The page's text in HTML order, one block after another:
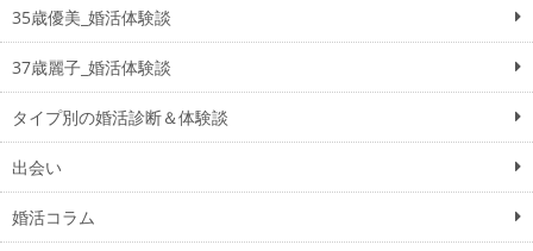
35歳優美_婚活体験談
37歳麗子_婚活体験談
タイプ別の婚活診断＆体験談
出会い
婚活コラム